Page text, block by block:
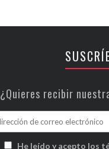
¿Quieres recibir
He leído y acepto los